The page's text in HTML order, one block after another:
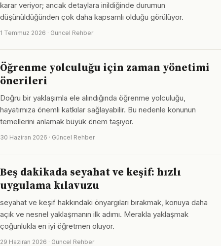
karar veriyor; ancak detaylara inildiğinde durumun
düşünüldüğünden çok daha kapsamlı olduğu görülüyor.
1 Temmuz 2026 · Güncel Rehber
Öğrenme yolculuğu için zaman yönetimi
önerileri
Doğru bir yaklaşımla ele alındığında öğrenme yolculuğu,
hayatımıza önemli katkılar sağlayabilir. Bu nedenle konunun
temellerini anlamak büyük önem taşıyor.
30 Haziran 2026 · Güncel Rehber
Beş dakikada seyahat ve keşif: hızlı
uygulama kılavuzu
seyahat ve keşif hakkındaki önyargıları bırakmak, konuya daha
açık ve nesnel yaklaşmanın ilk adımı. Merakla yaklaşmak
çoğunlukla en iyi öğretmen oluyor.
29 Haziran 2026 · Güncel Rehber